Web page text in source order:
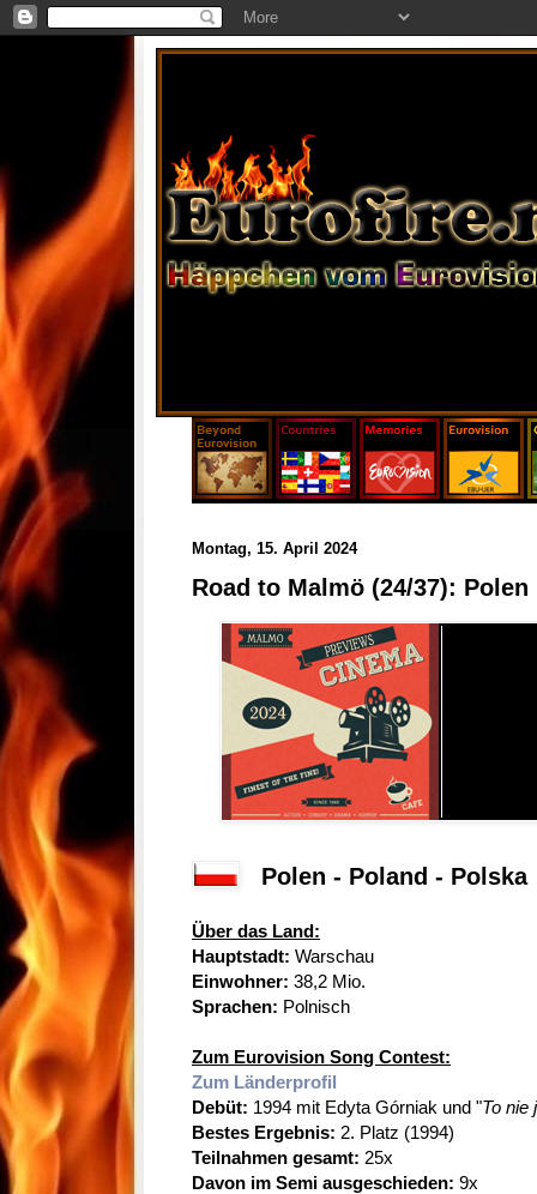
Montag, 15. April 2024
Road to Malmö (24/37): Polen
Polen - Poland - Polska
Über das Land:
Hauptstadt: Warschau
Einwohner: 38,2 Mio.
Sprachen: Polnisch
Zum Eurovision Song Contest:
Zum Länderprofil
Debüt: 1994 mit Edyta Górniak und "To nie
Bestes Ergebnis: 2. Platz (1994)
Teilnahmen gesamt: 25x
Davon im Semi ausgeschieden: 9x